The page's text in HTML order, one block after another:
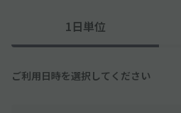
1日単位
ご利用日時を選択してください